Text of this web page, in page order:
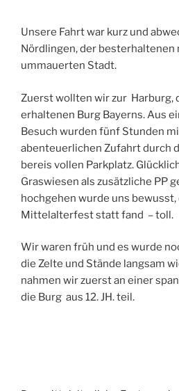
Unsere Fahrt war kurz und
Nördlingen, der
ummauerten Stadt.
Zuerst wollten wir zur Harburg,
erhaltenen Burg Bayerns. Aus
Besuch wurden fünf Stunden
abenteuerlichen Zufahrt durch
bereis vollen Parkplatz.
Graswiesen als zusätzliche PP
hochgehen wurde uns bewusst,
Mittelalterfest statt fand – toll.
Wir waren früh und es wurde
die Zelte und Stände langsam
nahmen wir zuerst an einer
die Burg aus 12. JH. teil.